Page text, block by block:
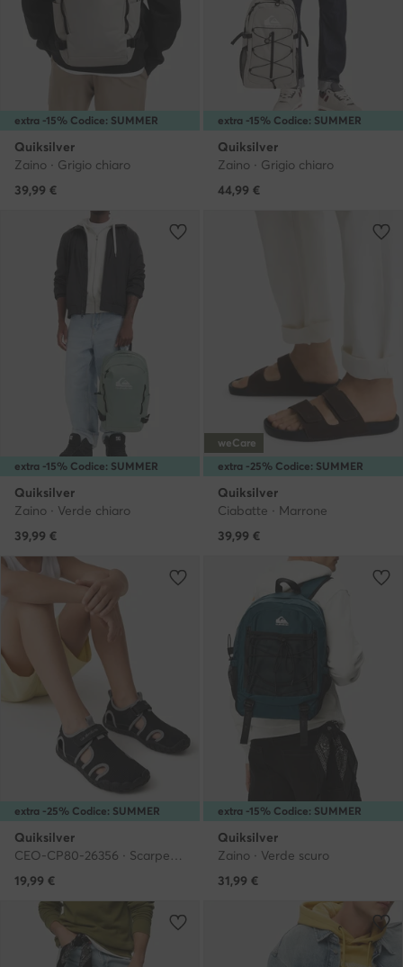
extra -15% Codice: SUMMER
Quiksilver
Zaino · Grigio chiaro
39,99 €
extra -15% Codice: SUMMER
Quiksilver
Zaino · Grigio chiaro
44,99 €
extra -15% Codice: SUMMER
Quiksilver
Zaino · Verde chiaro
39,99 €
extra -25% Codice: SUMMER
weCare
Quiksilver
Ciabatte · Marrone
39,99 €
extra -25% Codice: SUMMER
Quiksilver
CEO-CP80-26356 · Scarpe per sport acquatici
19,99 €
extra -15% Codice: SUMMER
Quiksilver
Zaino · Verde scuro
31,99 €